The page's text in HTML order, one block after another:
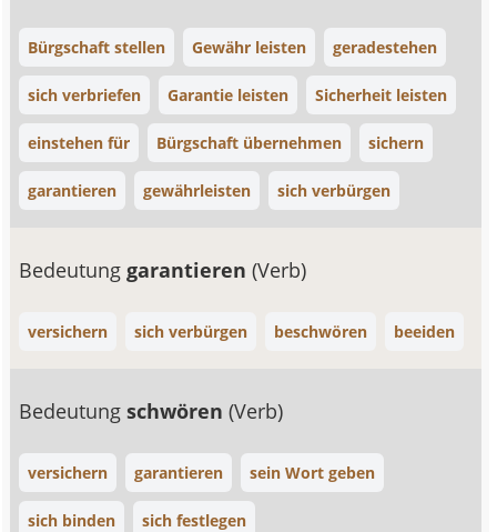
Bürgschaft stellen Gewähr leisten geradestehen
sich verbriefen Garantie leisten Sicherheit leisten
einstehen für Bürgschaft übernehmen sichern
garantieren gewährleisten sich verbürgen
Bedeutunggarantieren(Verb)
versichern sich verbürgen beschwören beeiden
Bedeutungschwören(Verb)
versichern garantieren sein Wort geben
sich binden sich festlegen